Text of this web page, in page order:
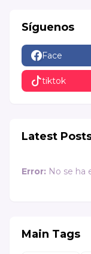
Síguenos
Face
tiktok
Latest
Error: No se ha
Main Tags